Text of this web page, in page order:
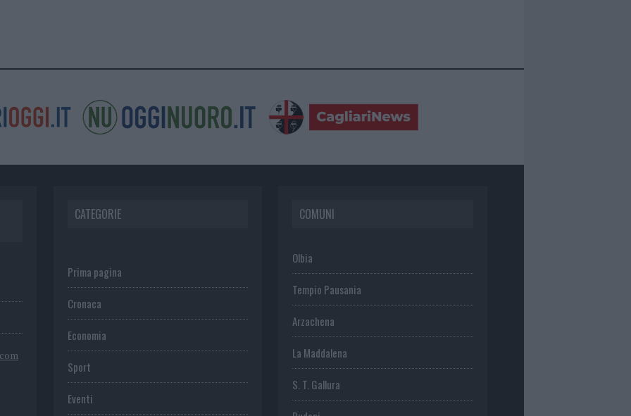
CATEGORIE
Prima pagina
Cronaca
Economia
Sport
Eventi
COMUNI
Olbia
Tempio Pausania
Arzachena
La Maddalena
S. T. Gallura